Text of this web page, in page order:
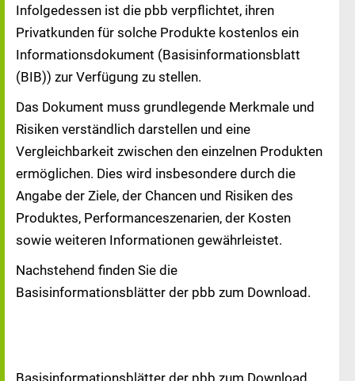
Infolgedessen ist die pbb verpflichtet, ihren
Privatkunden für solche Produkte kostenlos ein
Informationsdokument (Basisinformationsblatt
(BIB)) zur Verfügung zu stellen.
Das Dokument muss grundlegende Merkmale und
Risiken verständlich darstellen und eine
Vergleichbarkeit zwischen den einzelnen Produkten
ermöglichen. Dies wird insbesondere durch die
Angabe der Ziele, der Chancen und Risiken des
Produktes, Performanceszenarien, der Kosten
sowie weiteren Informationen gewährleistet.
Nachstehend finden Sie die
Basisinformationsblätter der pbb zum Download.
Basisinformationsblätter der pbb zum Download